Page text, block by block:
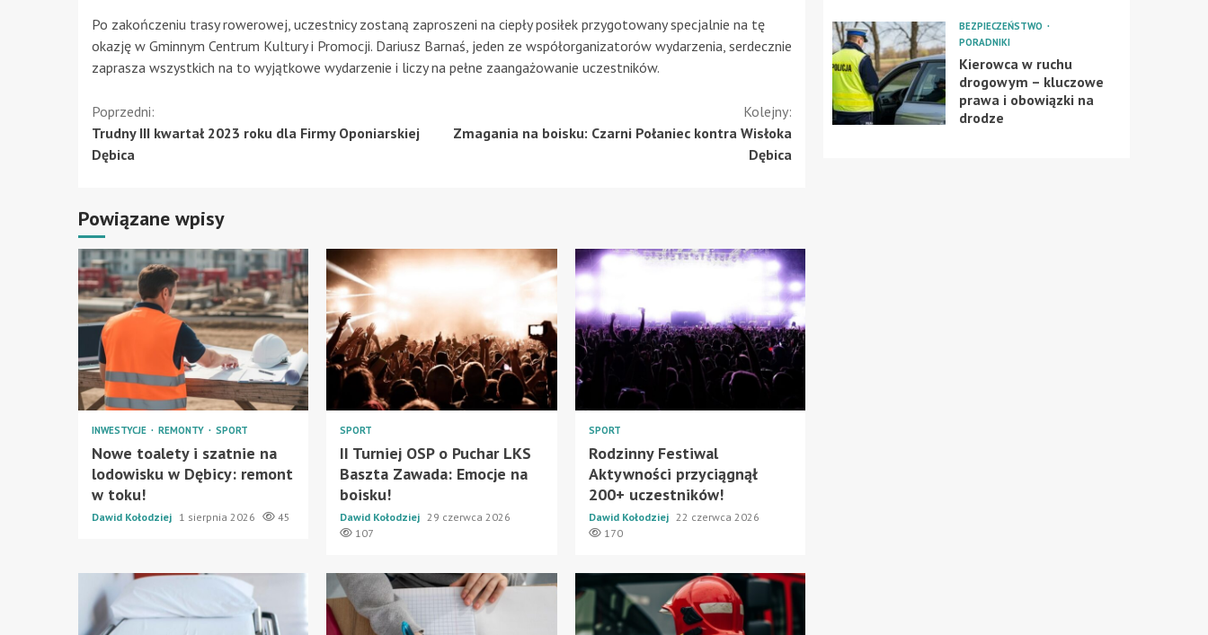
Po zakończeniu trasy rowerowej, uczestnicy zostaną zaproszeni na ciepły posiłek przygotowany specjalnie na tę
okazję w Gminnym Centrum Kultury i Promocji. Dariusz Barnaś, jeden ze współorganizatorów wydarzenia, serdecznie
zaprasza wszystkich na to wyjątkowe wydarzenie i liczy na pełne zaangażowanie uczestników.
Kontynuuj
czytanie
Poprzedni:
Trudny III kwartał 2023 roku dla Firmy Oponiarskiej
Dębica
Kolejny:
Zmagania na boisku: Czarni Połaniec kontra Wisłoka
Dębica
Powiązane wpisy
INWESTYCJE REMONTY SPORT
Nowe toalety i szatnie na
lodowisku w Dębicy: remont
w toku!
Dawid Kołodziej 1 sierpnia 2026 45
SPORT
II Turniej OSP o Puchar LKS
Baszta Zawada: Emocje na
boisku!
Dawid Kołodziej 29 czerwca 2026
107
SPORT
Rodzinny Festiwal
Aktywności przyciągnął
200+ uczestników!
Dawid Kołodziej 22 czerwca 2026
170
BEZPIECZEŃSTWO
PORADNIKI
Kierowca w ruchu
drogowym – kluczowe
prawa i obowiązki na
drodze